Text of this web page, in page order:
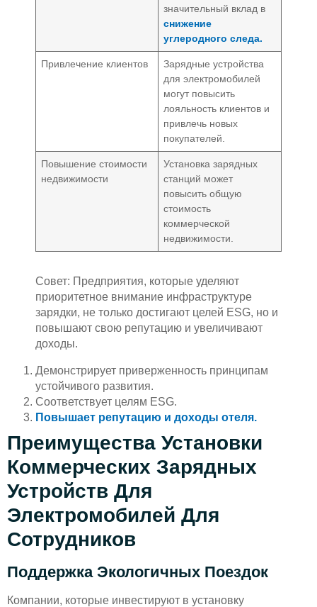
значительный вклад в
снижение
углеродного следа.
Привлечение клиентов
Зарядные устройства
для электромобилей
могут повысить
лояльность клиентов и
привлечь новых
покупателей.
Повышение стоимости
недвижимости
Установка зарядных
станций может
повысить общую
стоимость
коммерческой
недвижимости.
Совет: Предприятия, которые уделяют
приоритетное внимание инфраструктуре
зарядки, не только достигают целей ESG, но и
повышают свою репутацию и увеличивают
доходы.
Демонстрирует приверженность принципам
устойчивого развития.
Соответствует целям ESG.
Повышает репутацию и доходы отеля.
Преимущества Установки
Коммерческих Зарядных
Устройств Для
Электромобилей Для
Сотрудников
Поддержка Экологичных Поездок
Компании, которые инвестируют в установку